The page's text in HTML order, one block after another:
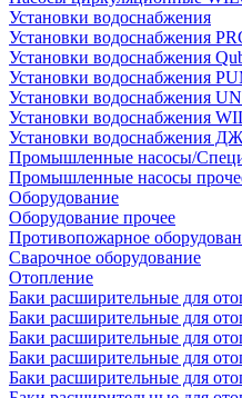
Установки водоснабжения
Установки водоснабжения
Установки водоснабжения
Установки водоснабжения
Установки водоснабжения
Установки водоснабжения
Установки водоснабжения
Промышленные насосы/
Промышленные насосы
Оборудование
Оборудование прочее
Противопожарное
Сварочное оборудование
Отопление
Баки расширительные для
Баки расширительные для
Баки расширительные для
Баки расширительные для
Баки расширительные для